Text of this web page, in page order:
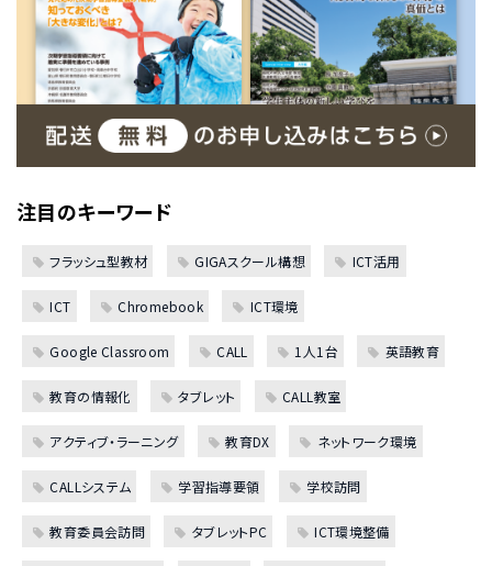
注目のキーワード
フラッシュ型教材 GIGAスクール構想 ICT活用
ICT Chromebook ICT環境
Google Classroom CALL 1人1台 英語教育
教育の情報化 タブレット CALL教室
アクティブ・ラーニング 教育DX ネットワーク環境
CALLシステム 学習指導要領 学校訪問
教育委員会訪問 タブレットPC ICT環境整備